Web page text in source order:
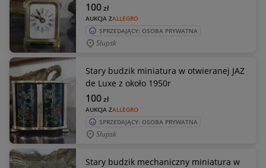
AUKCJA ZALLEGRO
100zł
SPRZEDAJĄCY: OSOBA PRYWATNA
Slupsk
Stary budzik miniatura w otwieranej JAZ
de Luxe z około 1950r
AUKCJA ZALLEGRO
100zł
SPRZEDAJĄCY: OSOBA PRYWATNA
Slupsk
Stary budzik mechaniczny miniatura w